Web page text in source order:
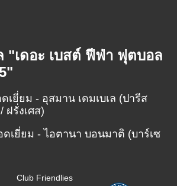
"เดอะ เบสต์ ฟีฟ่า ฟุตบอล
ยี่ยม - อุสมาน เดมเบเล (ปารีส
ฝรั่งเศส)
เยี่ยม - ไอตานา บอนมาติ (บาร์เซ
Club Friendlies